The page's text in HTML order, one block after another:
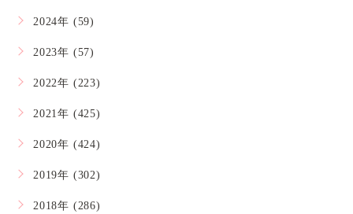
2024年 (59)
2023年 (57)
2022年 (223)
2021年 (425)
2020年 (424)
2019年 (302)
2018年 (286)